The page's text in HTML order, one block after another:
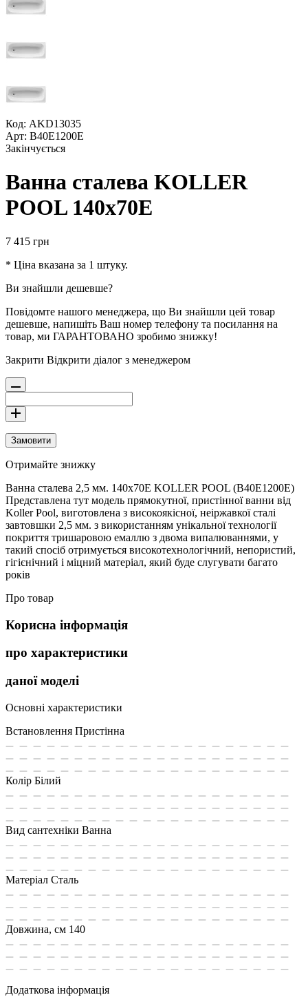
Код: AKD13035
Арт: B40E1200E
Закінчується
Ванна сталева KOLLER
POOL 140х70E
7 415 грн
* Ціна вказана за 1 штуку.
Ви знайшли дешевше?
Повідомте нашого менеджера, що Ви знайшли цей товар
дешевше, напишіть Ваш номер телефону та посилання на
товар, ми ГАРАНТОВАНО зробимо знижку!
Закрити Відкрити діалог з менеджером
Замовити
Отримайте знижку
Ванна сталева 2,5 мм. 140х70E KOLLER POOL (B40E1200E)
Представлена тут модель прямокутної, пристінної ванни від
Koller Pool, виготовлена з високоякісної, неіржавкої сталі
завтовшки 2,5 мм. з використанням унікальної технології
покриття тришаровою емаллю з двома випалюваннями, у
такий спосіб отримується високотехнологічний, непористий,
гігієнічний і міцний матеріал, який буде слугувати багато
років
Про товар
Корисна інформація
про характеристики
даної моделі
Основні характеристики
Встановлення Пристінна
Колір Білий
Вид сантехніки Ванна
Матеріал Сталь
Довжина, см 140
Додаткова інформація